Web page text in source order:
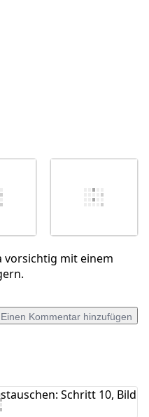
vorsichtig mit einem
Einen Kommentar hinzufügen